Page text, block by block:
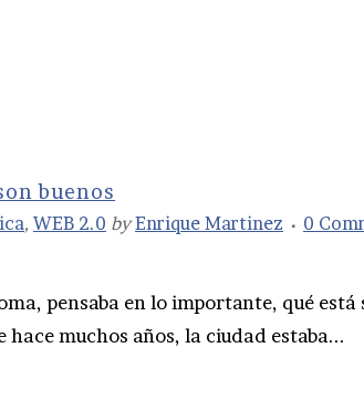
buenos
, WEB 2.0 byEnrique Martinez 0
pensaba en lo importante, qué está
muchos años, la ciudad estaba...